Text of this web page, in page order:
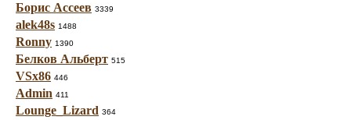
Борис Ассеев 3339
alek48s 1488
Ronny 1390
Белков Альберт 515
VSx86 446
Admin 411
Lounge_Lizard 364